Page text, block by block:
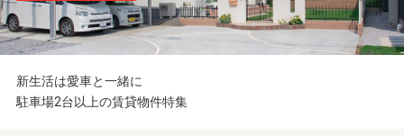
新生活は愛車と一緒に
駐車場2台以上の賃貸物件特集